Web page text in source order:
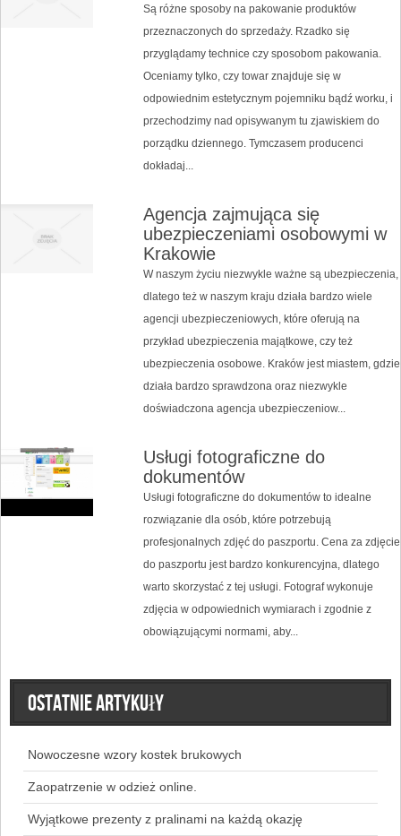
Są różne sposoby na pakowanie produktów
przeznaczonych do sprzedaży. Rzadko się
przyglądamy technice czy sposobom pakowania.
Oceniamy tylko, czy towar znajduje się w
odpowiednim estetycznym pojemniku bądź worku, i
przechodzimy nad opisywanym tu zjawiskiem do
porządku dziennego. Tymczasem producenci
dokładaj...
Agencja zajmująca się
ubezpieczeniami osobowymi w
Krakowie
W naszym życiu niezwykle ważne są ubezpieczenia,
dlatego też w naszym kraju działa bardzo wiele
agencji ubezpieczeniowych, które oferują na
przykład ubezpieczenia majątkowe, czy też
ubezpieczenia osobowe. Kraków jest miastem, gdzie
działa bardzo sprawdzona oraz niezwykle
doświadczona agencja ubezpieczeniow...
Usługi fotograficzne do
dokumentów
Usługi fotograficzne do dokumentów to idealne
rozwiązanie dla osób, które potrzebują
profesjonalnych zdjęć do paszportu. Cena za zdjęcie
do paszportu jest bardzo konkurencyjna, dlatego
warto skorzystać z tej usługi. Fotograf wykonuje
zdjęcia w odpowiednich wymiarach i zgodnie z
obowiązującymi normami, aby...
Ostatnie artykuły
Nowoczesne wzory kostek brukowych
Zaopatrzenie w odzież online.
Wyjątkowe prezenty z pralinami na każdą okazję